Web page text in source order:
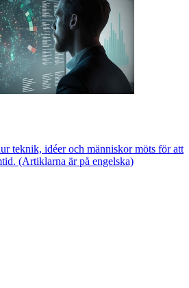
teknik, idéer och människor möts för att
(Artiklarna är på engelska)